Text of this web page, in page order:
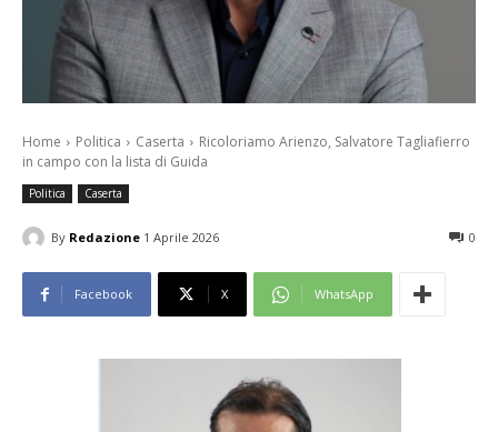
Home Politica Caserta
Ricoloriamo Arienzo, Salvatore Tagliafierro
in campo con la lista di Guida
Politica Caserta
By Redazione 1 Aprile 2026 0
Facebook X WhatsApp